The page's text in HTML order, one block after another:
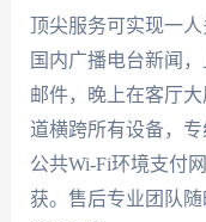
顶尖服务可实现一
国内广播电台新闻
邮件，晚上在客厅
道横跨所有设备，
公共Wi-Fi环境支付
获。售后专业团队